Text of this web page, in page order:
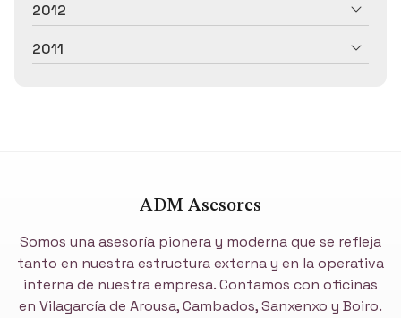
2012
2011
ADM Asesores
Somos una asesoría pionera y moderna que se refleja
tanto en nuestra estructura externa y en la operativa
interna de nuestra empresa. Contamos con oficinas
en Vilagarcía de Arousa, Cambados, Sanxenxo y Boiro.